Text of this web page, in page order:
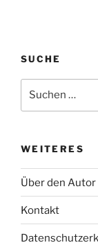
SUCHE
nach:
WEITERES
Über den Autor
Kontakt